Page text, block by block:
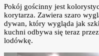
Pokój gościnny jest
korytarza. Zawiera szaro
dywan, który wygląda jak
kuchni odbywa się teraz
lodówkę.